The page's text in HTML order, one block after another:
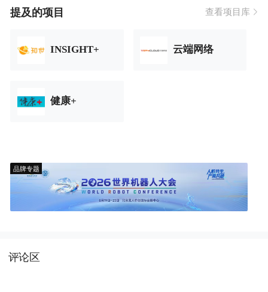
提及的项目 查看项目库
INSIGHT+ 云端网络
健康+
品牌专题
评论区